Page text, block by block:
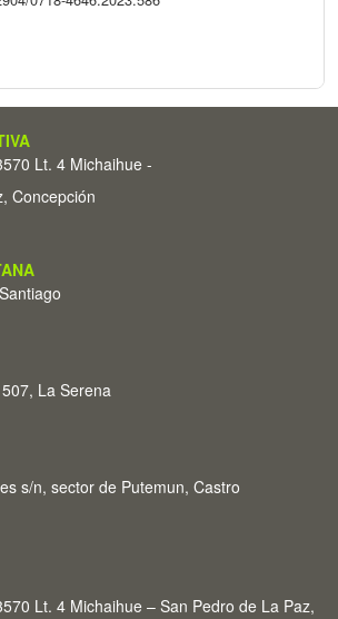
Lt. 4 Michaihue -
Concepción
La Serena
s/n, sector de Putemun, Castro
Lt. 4 Michaihue – San Pedro de La Paz,